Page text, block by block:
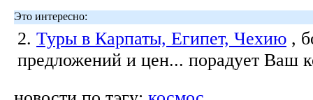
Это интересно:
2. Туры в Карпаты, Египет, Чехию ,
предложений и цен... порадует Ваш